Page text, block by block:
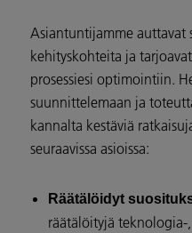
Asiantuntijamme auttavat
kehityskohteita ja
prosessiesi optimointiin.
suunnittelemaan ja
kannalta kestäviä
seuraavissa asioissa:
Räätälöidyt
räätälöityjä